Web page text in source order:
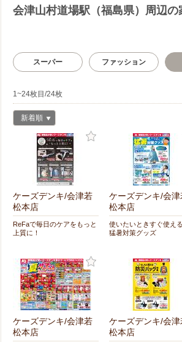
会津山村道場駅（福島県）周辺
スーパー ファッション
1~24枚目/24枚
新着順
ケーズデンキ/会津若
松本店
ReFaで毎日のケアをもっと
上質に！
ケーズデンキ/会津
松本店
使いたいときすぐ使える
猛暑対策グッズ
ケーズデンキ/会津若
松本店
ケーズデンキ/会津
松本店